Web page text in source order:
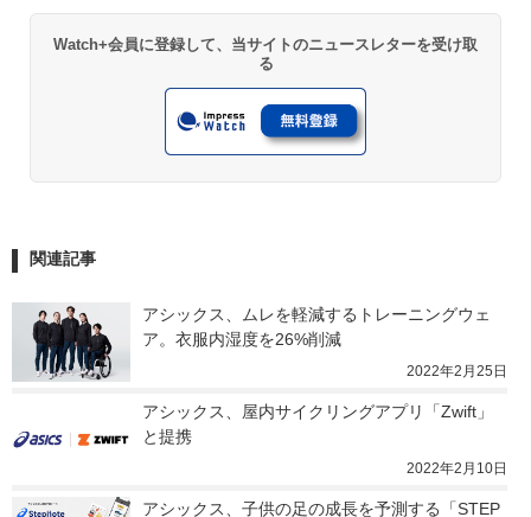
Watch+会員に登録して、当サイトのニュースレターを受け取
る
関連記事
アシックス、ムレを軽減するトレーニングウェ
ア。衣服内湿度を26%削減
2022年2月25日
アシックス、屋内サイクリングアプリ「Zwift」
と提携
2022年2月10日
アシックス、子供の足の成長を予測する「STEP